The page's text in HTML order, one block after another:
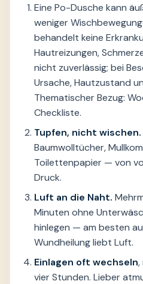
Eine Po-Dusche kann
weniger
behandelt keine
Hautreizungen,
nicht zuverlässig; bei
Ursache, Hautzustand
Thematischer Bezug:
Checkliste.
Tupfen, nicht wischen.
Baumwolltücher,
Toilettenpapier — von
Druck.
Luft an die Naht.
Minuten ohne
hinlegen — am besten
Wundheilung liebt Luft.
Einlagen oft wechseln,
vier Stunden. Lieber